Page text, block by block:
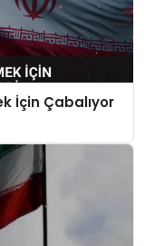
İçin Çabalıyor